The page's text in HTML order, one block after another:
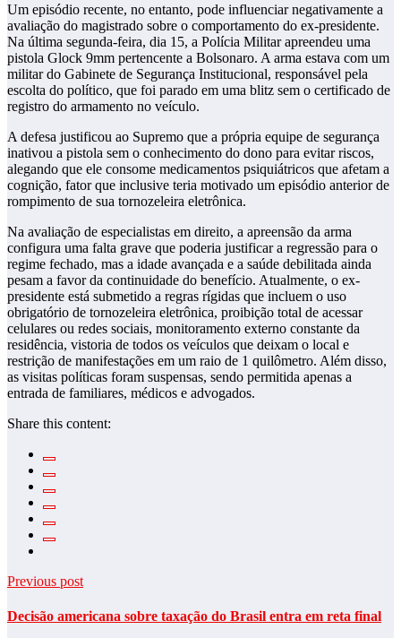
Um episódio recente, no entanto, pode influenciar negativamente a
avaliação do magistrado sobre o comportamento do ex-presidente.
Na última segunda-feira, dia 15, a Polícia Militar apreendeu uma
pistola Glock 9mm pertencente a Bolsonaro. A arma estava com um
militar do Gabinete de Segurança Institucional, responsável pela
escolta do político, que foi parado em uma blitz sem o certificado de
registro do armamento no veículo.
A defesa justificou ao Supremo que a própria equipe de segurança
inativou a pistola sem o conhecimento do dono para evitar riscos,
alegando que ele consome medicamentos psiquiátricos que afetam a
cognição, fator que inclusive teria motivado um episódio anterior de
rompimento de sua tornozeleira eletrônica.
Na avaliação de especialistas em direito, a apreensão da arma
configura uma falta grave que poderia justificar a regressão para o
regime fechado, mas a idade avançada e a saúde debilitada ainda
pesam a favor da continuidade do benefício. Atualmente, o ex-
presidente está submetido a regras rígidas que incluem o uso
obrigatório de tornozeleira eletrônica, proibição total de acessar
celulares ou redes sociais, monitoramento externo constante da
residência, vistoria de todos os veículos que deixam o local e
restrição de manifestações em um raio de 1 quilômetro. Além disso,
as visitas políticas foram suspensas, sendo permitida apenas a
entrada de familiares, médicos e advogados.
Share this content:
Previous post
Decisão americana sobre taxação do Brasil entra em reta final